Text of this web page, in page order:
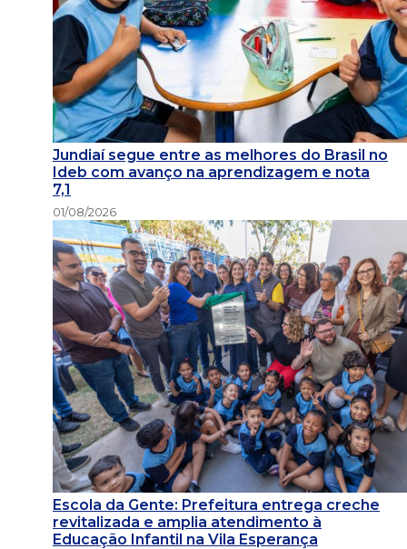
Jundiaí segue entre as melhores do Brasil no
Ideb com avanço na aprendizagem e nota
7,1
01/08/2026
Escola da Gente: Prefeitura entrega creche
revitalizada e amplia atendimento à
Educação Infantil na Vila Esperança